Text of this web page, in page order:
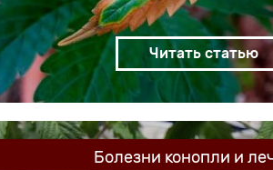
на кончиках листьев в некоторых
передозировки […]
Читать статью
Болезни конопли и